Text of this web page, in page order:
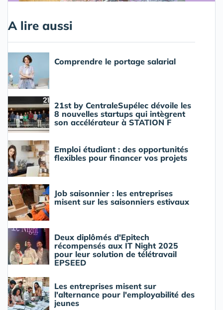
A lire aussi
Comprendre le portage salarial
21st by CentraleSupélec dévoile les
8 nouvelles startups qui intègrent
son accélérateur à STATION F
Emploi étudiant : des opportunités
flexibles pour financer vos projets
Job saisonnier : les entreprises
misent sur les saisonniers estivaux
Deux diplômés d'Epitech
récompensés aux IT Night 2025
pour leur solution de télétravail
EPSEED
Les entreprises misent sur
l'alternance pour l'employabilité des
jeunes